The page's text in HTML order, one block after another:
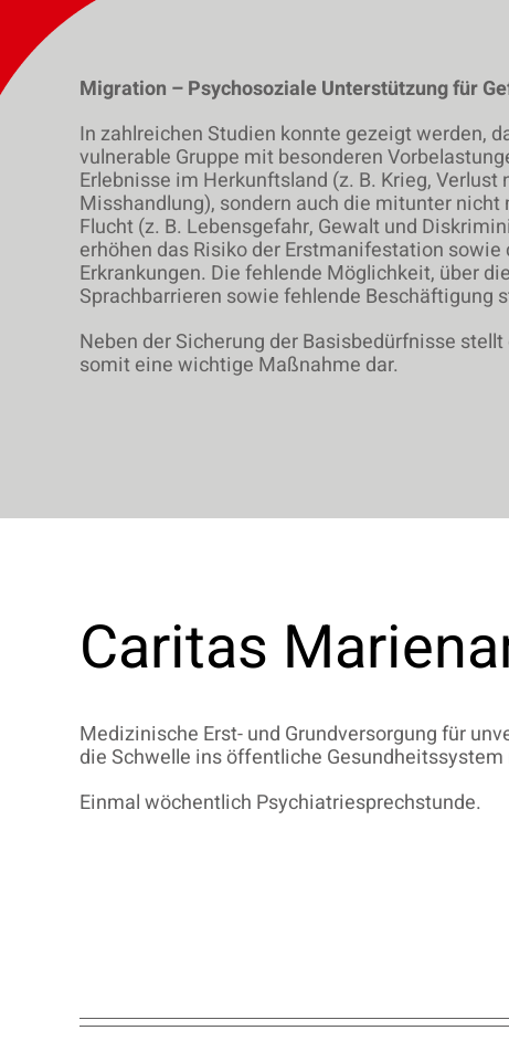
Migration – Psychosoziale Unterstützung für
In zahlreichen Studien konnte gezeigt werden,
vulnerable Gruppe mit besonderen
Erlebnisse im Herkunftsland (z. B. Krieg,
Misshandlung), sondern auch die mitunter
Flucht (z. B. Lebensgefahr, Gewalt und
erhöhen das Risiko der Erstmanifestation
Erkrankungen. Die fehlende Möglichkeit, über
Sprachbarrieren sowie fehlende Beschäftigung
Neben der Sicherung der Basisbedürfnisse
somit eine wichtige Maßnahme dar.
Caritas
Medizinische Erst- und Grundversorgung für
die Schwelle ins öffentliche
Einmal wöchentlich Psychiatriesprechstunde.